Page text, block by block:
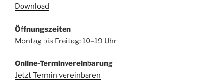
Download
Öffnungszeiten
Montag bis Freitag: 10–19 Uhr
Online-Terminvereinbarung
Jetzt Termin vereinbaren